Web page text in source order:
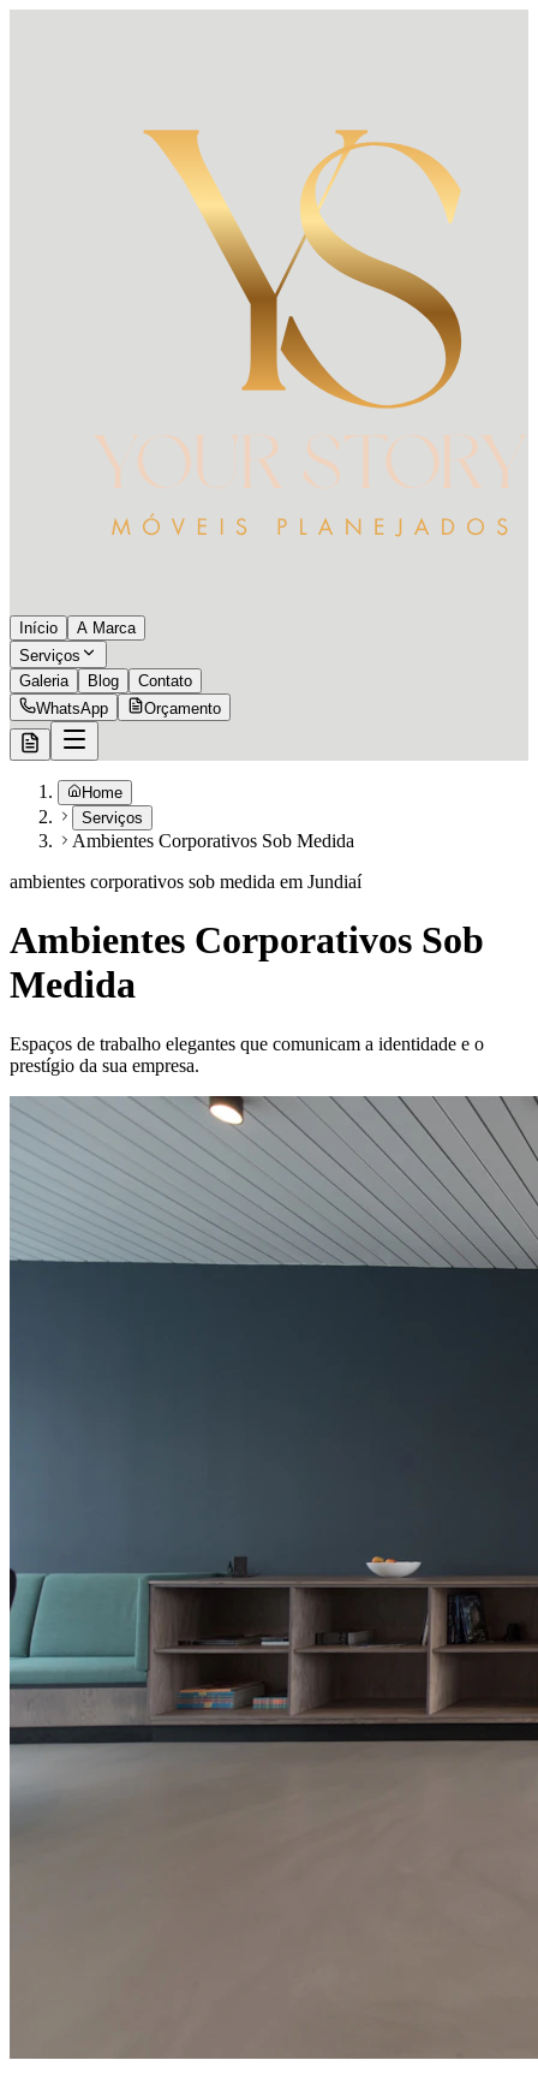
Início
A Marca
Serviços
Galeria
Blog
Contato
WhatsApp
Orçamento
Home
Serviços
Ambientes Corporativos Sob Medida
ambientes corporativos sob medida em Jundiaí
Ambientes Corporativos Sob
Medida
Espaços de trabalho elegantes que comunicam a identidade e o
prestígio da sua empresa.